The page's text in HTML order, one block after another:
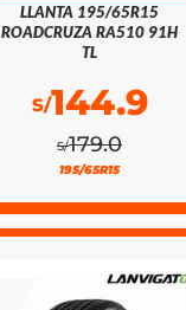
LLANTA 195/65R15
ROADCRUZA RA510 91H
TL
S/179.0
S/144.9
195/65R15